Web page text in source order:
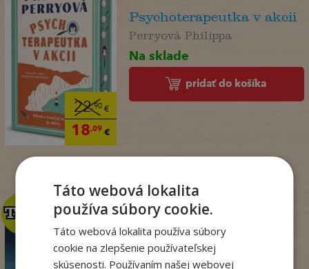
22,90€
18,09€
Psychoterapeutka v akcii
Perryová Philippa
Na sklade
pridať do košíka
TOP
TOP
Kým Paríž spal
Táto webová lokalita
používa súbory cookie.
Táto webová lokalita používa súbory
cookie na zlepšenie používateľskej
skúsenosti. Používaním našej webovej